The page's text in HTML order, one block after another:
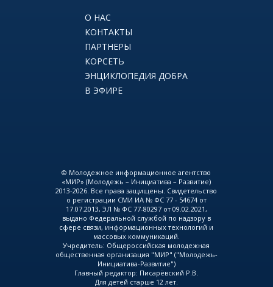
О НАС
КОНТАКТЫ
ПАРТНЕРЫ
КОРСЕТЬ
ЭНЦИКЛОПЕДИЯ ДОБРА
В ЭФИРЕ
© Молодежное информационное агентство
«МИР» (Молодежь – Инициатива – Развитие)
2013-2026. Все права защищены. Свидетельство
о регистрации СМИ ИА № ФС 77 - 54674 от
17.07.2013, ЭЛ № ФС 77-80297 от 09.02.2021,
выдано Федеральной службой по надзору в
сфере связи, информационных технологий и
массовых коммуникаций.
Учредитель: Общероссийская молодежная
общественная организация "МИР" ("Молодежь-
Инициатива-Развитие")
Главный редактор: Писарёвский Р.В.
Для детей старше 12 лет.